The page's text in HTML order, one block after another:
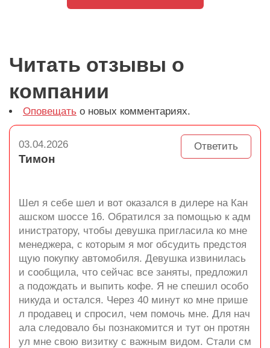
Читать отзывы о
компании
Оповещать о новых комментариях.
Ответить
03.04.2026
Тимон
Шел я себе шел и вот оказался в дилере на Кан
ашском шоссе 16. Обратился за помощью к адм
инистратору, чтобы девушка пригласила ко мне
менеджера, с которым я мог обсудить предстоя
щую покупку автомобиля. Девушка извинилась
и сообщила, что сейчас все заняты, предложил
а подождать и выпить кофе. Я не спешил особо
никуда и остался. Через 40 минут ко мне прише
л продавец и спросил, чем помочь мне. Для нач
ала следовало бы познакомится и тут он протян
ул мне свою визитку с важным видом. Стали см